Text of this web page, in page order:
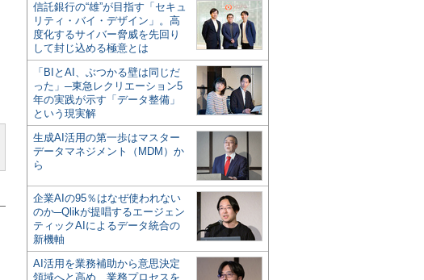
信託銀行の“雄”が目指す「セキュ
リティ・バイ・デザイン」。高
度化するサイバー脅威を先回り
して封じ込める極意とは
「BIとAI、ぶつかる壁は同じだ
った」─東急レクリエーション5
年の実践が示す「データ整備」
という現実解
生成AI活用の第一歩はマスター
データマネジメント（MDM）か
ら
企業AIの95％はなぜ使われない
のか─Qlikが提唱するエージェン
ティックAIによるデータ統合の
新機軸
AI活用を業務補助から意思決定
領域へと高め、業務プロセスを